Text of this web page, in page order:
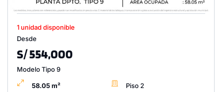
1 unidad disponible
Desde
S/ 554,000
Modelo Tipo 9
58.05 m² Piso 2